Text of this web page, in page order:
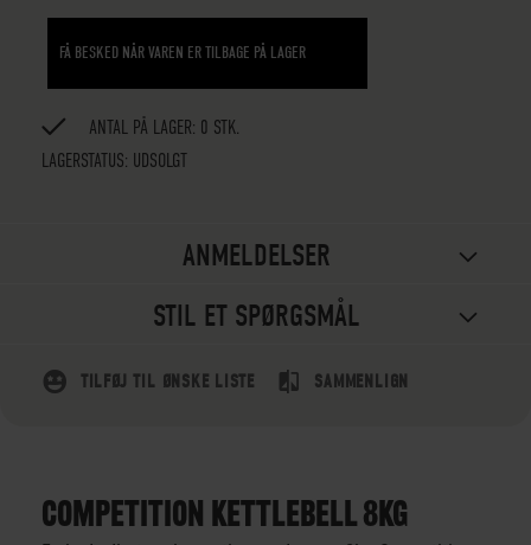
FÅ BESKED NÅR VAREN ER TILBAGE PÅ LAGER
LAGERSTATUS: UDSOLGT
ANTAL PÅ LAGER: 0 STK.
ANMELDELSER
STIL ET SPØRGSMÅL
TILFØJ TIL ØNSKE LISTE SAMMENLIGN
COMPETITION KETTLEBELL 8KG